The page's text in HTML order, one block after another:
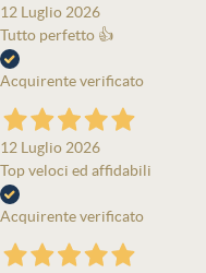
12 Luglio 2026
Tutto perfetto 👍
Acquirente verificato
12 Luglio 2026
Top veloci ed affidabili
Acquirente verificato